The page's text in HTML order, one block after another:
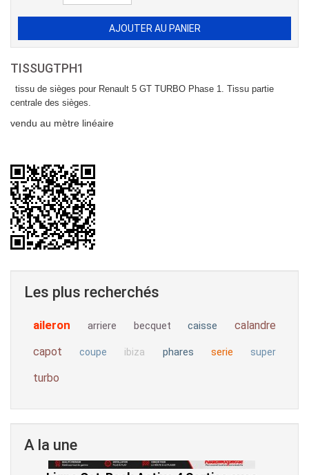
TISSUGTPH1
tissu de sièges pour Renault 5 GT TURBO Phase 1. Tissu partie
centrale des sièges.
vendu au mètre linéaire
Les plus recherchés
aileron arriere becquet caisse
calandre
capot
coupe ibiza phares serie super
turbo
A la une